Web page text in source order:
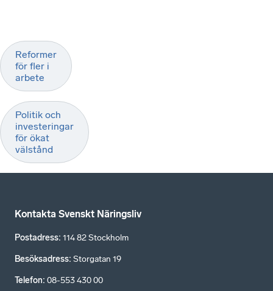
Reformer
för fler i
arbete
Politik och
investeringar
för ökat
välstånd
Kontakta Svenskt Näringsliv
Postadress: 114 82 Stockholm
Besöksadress: Storgatan 19
Telefon: 08-553 430 00